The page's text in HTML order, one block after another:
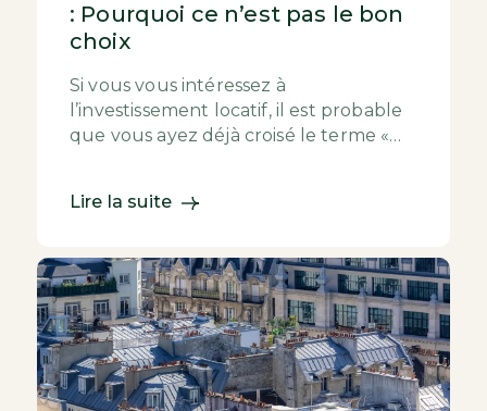
: Pourquoi ce n’est pas le bon
choix
Si vous vous intéressez à
l’investissement locatif, il est probable
que vous ayez déjà croisé le terme «
Lire la suite